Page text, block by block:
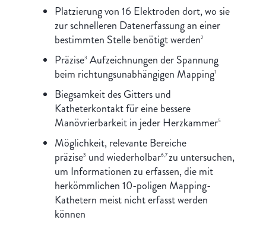
Platzierung von 16 Elektroden dort, wo sie
zur schnelleren Datenerfassung an einer
bestimmten Stelle benötigt werden2
Präzise3 Aufzeichnungen der Spannung
beim richtungsunabhängigen Mapping1
Biegsamkeit des Gitters und
Katheterkontakt für eine bessere
Manövrierbarkeit in jeder Herzkammer5
Möglichkeit, relevante Bereiche
präzise3 und wiederholbar6,7zu untersuchen,
um Informationen zu erfassen, die mit
herkömmlichen 10-poligen Mapping-
Kathetern meist nicht erfasst werden
können